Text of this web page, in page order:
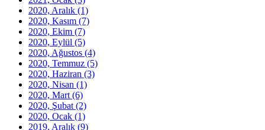
2020, Aralık (1)
2020, Kasım (7)
2020, Ekim (7)
2020, Eylül (5)
2020, Ağustos (4)
2020, Temmuz (5)
2020, Haziran (3)
2020, Nisan (1)
2020, Mart (6)
2020, Şubat (2)
2020, Ocak (1)
2019, Aralık (9)